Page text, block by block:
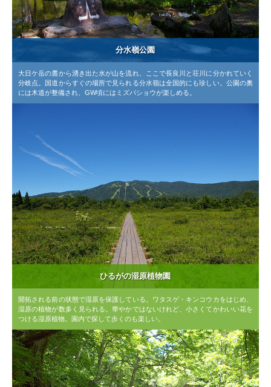
分水嶺公園
大日ケ岳の麓から湧き出た水が山を流れ、ここで長良川と荘川に分かれていく
分岐点。国道からすぐの場所で見られる分水嶺は全国的にも珍しい。公園の奧
には木道が整備され、GW頃にはミズバショウが楽しめる。
ひるがの湿原植物園
開拓される前の状態で湿原を保護している。ワタスゲ・キンコウカをはじめ、
湿原の植物が数多く見られる。華やかではないけれど、小さくてかわいい花を
つける湿原植物。園内で探して歩くのも楽しい。